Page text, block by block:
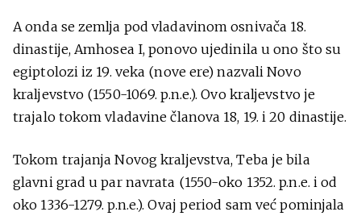
A onda se zemlja pod vladavinom osnivača 18.
dinastije, Amhosea I, ponovo ujedinila u ono što su
egiptolozi iz 19. veka (nove ere) nazvali Novo
kraljevstvo (1550-1069. p.n.e.). Ovo kraljevstvo je
trajalo tokom vladavine članova 18, 19. i 20 dinastije.
Tokom trajanja Novog kraljevstva, Teba je bila
glavni grad u par navrata (1550-oko 1352. p.n.e. i od
oko 1336-1279. p.n.e.). Ovaj period sam već pominjala